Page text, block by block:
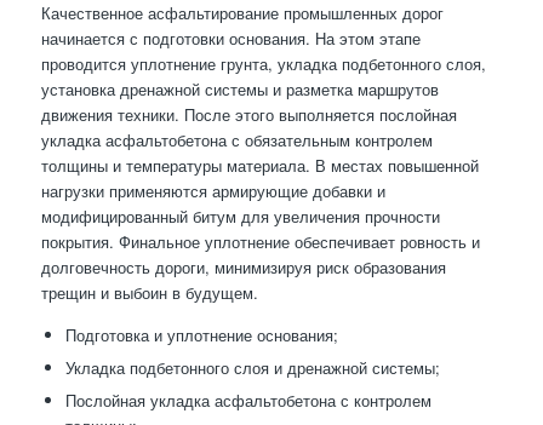
Качественное асфальтирование промышленных дорог
начинается с подготовки основания. На этом этапе
проводится уплотнение грунта, укладка подбетонного слоя,
установка дренажной системы и разметка маршрутов
движения техники. После этого выполняется послойная
укладка асфальтобетона с обязательным контролем
толщины и температуры материала. В местах повышенной
нагрузки применяются армирующие добавки и
модифицированный битум для увеличения прочности
покрытия. Финальное уплотнение обеспечивает ровность и
долговечность дороги, минимизируя риск образования
трещин и выбоин в будущем.
Подготовка и уплотнение основания;
Укладка подбетонного слоя и дренажной системы;
Послойная укладка асфальтобетона с контролем